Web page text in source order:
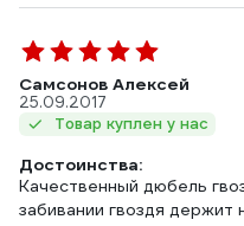
Самсонов Алексей
25.09.2017
Товар куплен у нас
Достоинства:
Качественный дюбель
забивании гвоздя держит